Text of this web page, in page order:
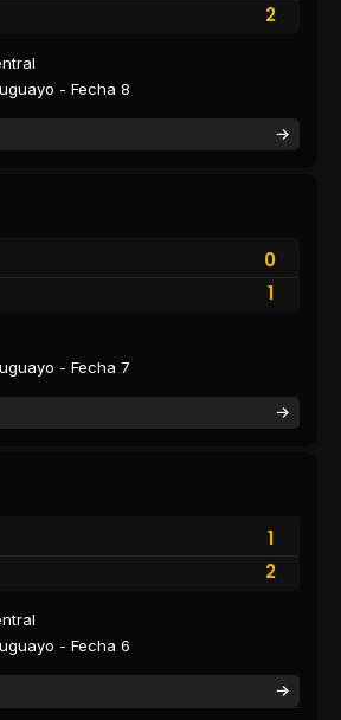
2
- Fecha 8
0
1
- Fecha 7
1
2
- Fecha 6